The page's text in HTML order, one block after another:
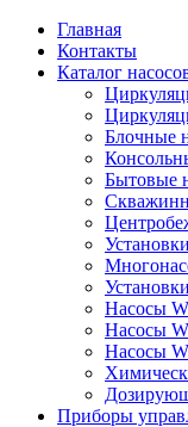
Главная
Контакты
Каталог
Блочные
Бытовые
Насосы
Насосы
Насосы
Приборы